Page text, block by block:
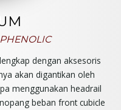
dengan aksesoris
akan digantikan oleh
menggunakan headrail
beban front cubicle